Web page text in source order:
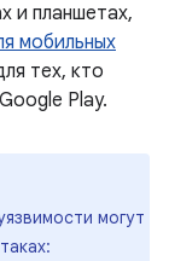
и планшетах,
мобильных
тех, кто
Play.
могут